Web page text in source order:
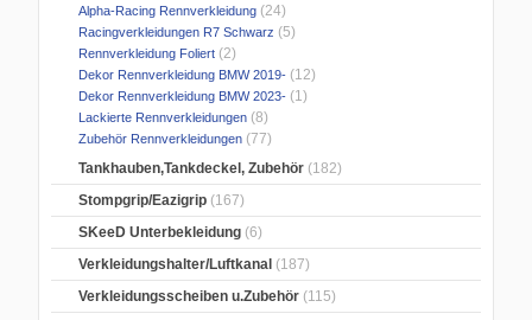
Alpha-Racing Rennverkleidung (24)
Racingverkleidungen R7 Schwarz (5)
Rennverkleidung Foliert (2)
Dekor Rennverkleidung BMW 2019- (12)
Dekor Rennverkleidung BMW 2023- (1)
Lackierte Rennverkleidungen (8)
Zubehör Rennverkleidungen (77)
Tankhauben,Tankdeckel, Zubehör (182)
Stompgrip/Eazigrip (167)
SKeeD Unterbekleidung (6)
Verkleidungshalter/Luftkanal (187)
Verkleidungsscheiben u.Zubehör (115)